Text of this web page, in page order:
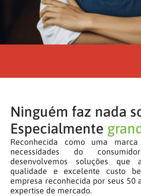
Ninguém faz nada
Especialmente
Reconhecida como uma
necessidades do
desenvolvemos soluções que
qualidade e excelente custo
empresa reconhecida por seus 50
expertise de mercado.